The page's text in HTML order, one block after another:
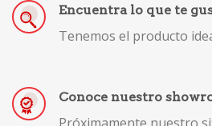
Encuentra lo que te
Tenemos el producto
Conoce nuestro
Próximamente nuestro